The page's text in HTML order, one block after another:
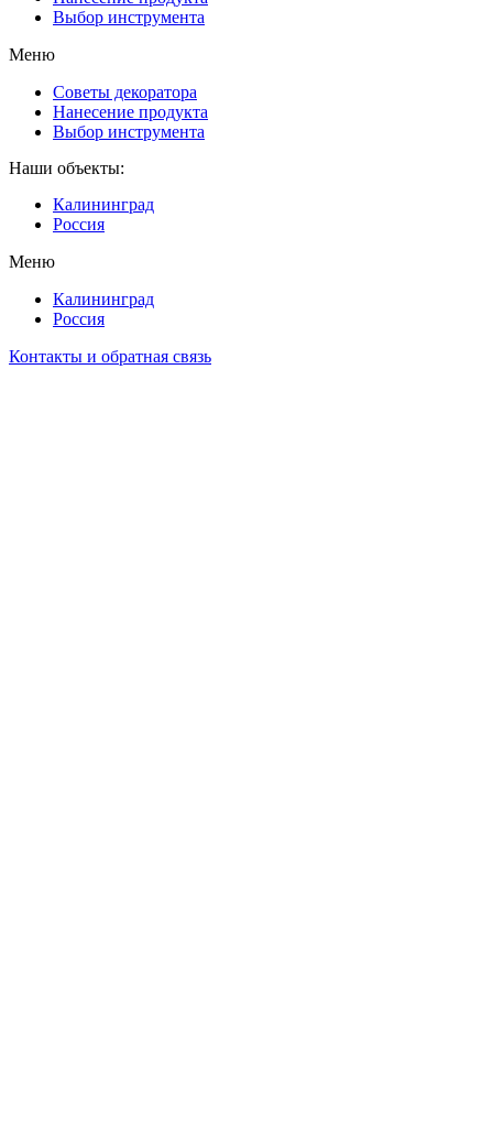
Выбор инструмента
Меню
Советы декоратора
Нанесение продукта
Выбор инструмента
Наши объекты:
Калининград
Россия
Меню
Калининград
Россия
Контакты и обратная связь